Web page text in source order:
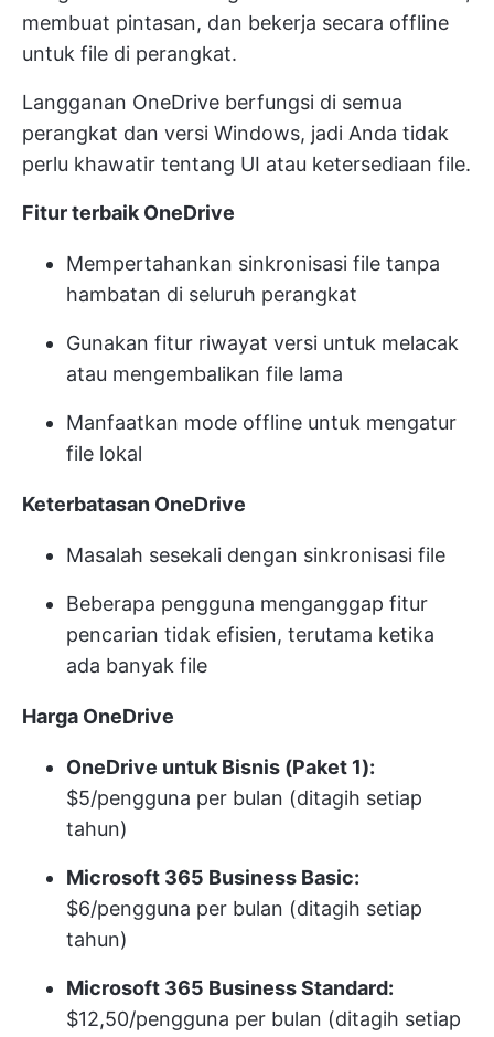
membuat pintasan, dan bekerja secara offline
untuk file di perangkat.
Langganan OneDrive berfungsi di semua
perangkat dan versi Windows, jadi Anda tidak
perlu khawatir tentang UI atau ketersediaan file.
Fitur terbaik OneDrive
Mempertahankan sinkronisasi file tanpa
hambatan di seluruh perangkat
Gunakan fitur riwayat versi untuk melacak
atau mengembalikan file lama
Manfaatkan mode offline untuk mengatur
file lokal
Keterbatasan OneDrive
Masalah sesekali dengan sinkronisasi file
Beberapa pengguna menganggap fitur
pencarian tidak efisien, terutama ketika
ada banyak file
Harga OneDrive
OneDrive untuk Bisnis (Paket 1):
$5/pengguna per bulan (ditagih setiap
tahun)
Microsoft 365 Business Basic:
$6/pengguna per bulan (ditagih setiap
tahun)
Microsoft 365 Business Standard:
$12,50/pengguna per bulan (ditagih setiap